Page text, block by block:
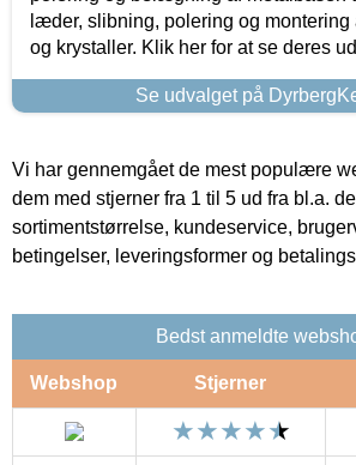
læder, slibning, polering og
og krystaller. Klik her for at se deres
Se udvalget på
Vi har gennemgået de mest populære
dem med stjerner fra 1 til 5 ud fra bl.a.
sortimentstørrelse, kundeservice,
betingelser, leveringsformer og
Bedst anmeldte
Webshop Stjerner